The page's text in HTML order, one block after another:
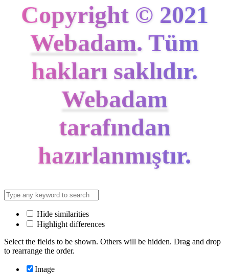
Copyright © 2021
Webadam. Tüm
hakları saklıdır.
Webadam
tarafından
hazırlanmıştır.
Hide similarities
Highlight differences
Select the fields to be shown. Others will be hidden. Drag and drop
to rearrange the order.
Image